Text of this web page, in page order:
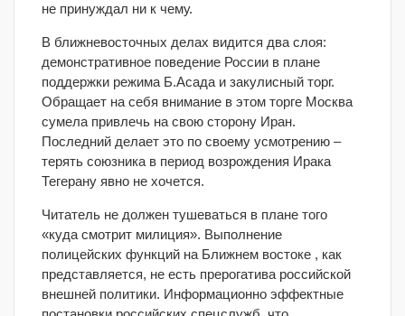
не принуждал ни к чему.
В ближневосточных делах видится два слоя:
демонстративное поведение России в плане
поддержки режима Б.Асада и закулисный торг.
Обращает на себя внимание в этом торге Москва
сумела привлечь на свою сторону Иран.
Последний делает это по своему усмотрению –
терять союзника в период возрождения Ирака
Тегерану явно не хочется.
Читатель не должен тушеваться в плане того
«куда смотрит милиция». Выполнение
полицейских функций на Ближнем востоке , как
представляется, не есть прерогатива российской
внешней политики. Информационно эффектные